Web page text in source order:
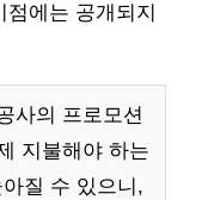
에는 공개되지
사의 프로모션
지불해야 하는
질 수 있으니,